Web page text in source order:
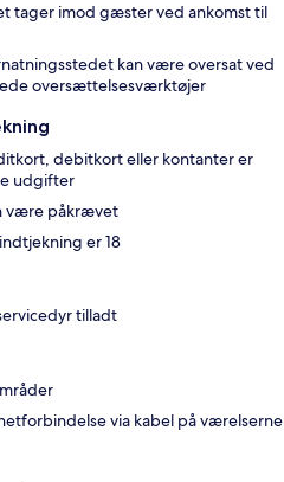
tager imod gæster ved ankomst til
kan være oversat ved
oversættelsesværktøjer
debitkort eller kontanter er
udgifter
være påkrævet
er 18
tilladt
via kabel på værelserne